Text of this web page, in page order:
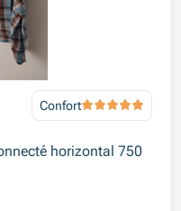
Confort
horizontal 750